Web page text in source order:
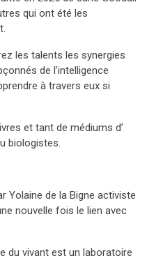
qui ont été les
les talents les synergies
de l’intelligence
à travers eux si
et tant de médiums d’
biologistes.
Yolaine de la Bigne activiste
nouvelle fois le lien avec
du vivant est un laboratoire